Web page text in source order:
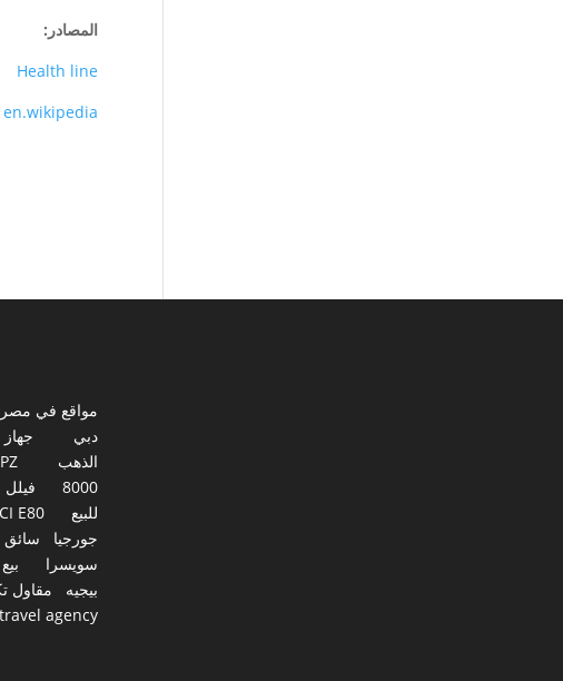
المصادر:
Health line
en.wikipedia
مواقع في مصر
دبي
الذهب
8000
للبيع
E80
جورجيا
سويسرا
بيجيه
مقاول
travel agency